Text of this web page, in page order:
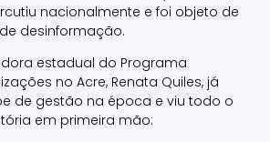
nacionalmente e foi objeto de
desinformação.
estadual do Programa
no Acre, Renata Quiles, já
de gestão na época e viu todo o
em primeira mão: